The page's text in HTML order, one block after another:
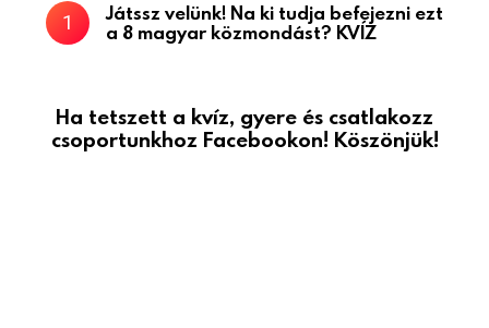
Játssz velünk! Na ki tudja befejezni ezt
a 8 magyar közmondást? KVÍZ
Ha tetszett a kvíz, gyere és csatlakozz
csoportunkhoz Facebookon! Köszönjük!